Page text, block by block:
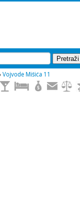
Vojvode Mišića 11